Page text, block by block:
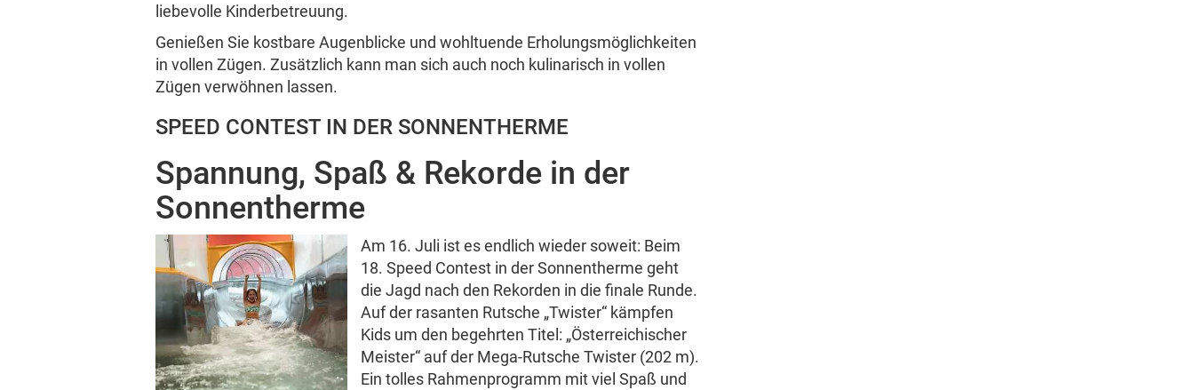
expand_more
liebe­volle Kinder­be­treuung.
Genießen Sie kost­bare Augen­blicke und wohl­tu­ende Erho­lungs­mö­glic­hke­iten
in vollen Zügen. Zusät­zlich kann man sich auch noch kuli­na­risch in vollen
Zügen verwö­hnen lassen.
SPEED CONTEST IN DER SONNEN­THERME
Span­nung, Spaß & Rekorde in der
Sonnen­therme
Am 16. Juli ist es endlich wieder soweit: Beim
18. Speed Contest in der Sonnen­therme geht
die Jagd nach den Rekorden in die finale Runde.
Auf der rasanten Rutsche „Twister“ käm­pfen
Kids um den begehrten Titel: „Öste­rre­ich­ischer
Meister“ auf der Mega-Rutsche Twister (202 m).
Ein tolles Rahmen­pro­gramm mit viel Spaß und